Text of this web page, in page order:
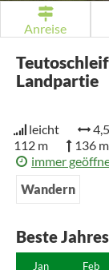
Anreise
Landpartie
leicht
112 m
136 m
immer
Wandern
Beste
Jan Feb